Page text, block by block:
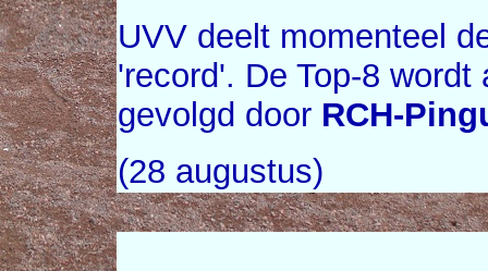
UVV deelt momenteel
'record'. De Top-8
gevolgd door RCH-
(28 augustus)